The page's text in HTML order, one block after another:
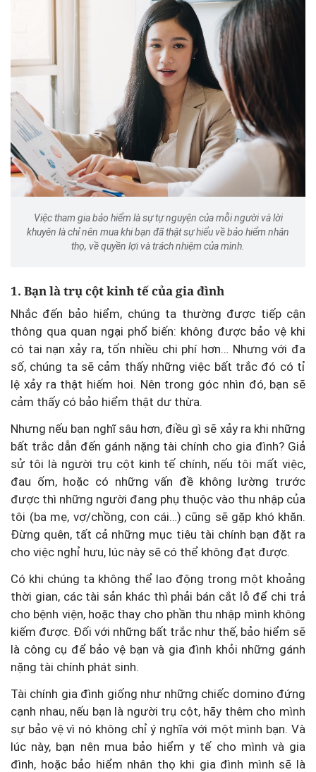
Việc tham gia bảo hiểm là sự tự nguyện của mỗi người và lời
khuyên là chỉ nên mua khi bạn đã thật sự hiểu về bảo hiểm nhân
thọ, về quyền lợi và trách nhiệm của mình.
1. Bạn là trụ cột kinh tế của gia đình
Nhắc đến bảo hiểm, chúng ta thường được tiếp cận
thông qua quan ngại phổ biến: không được bảo vệ khi
có tai nạn xảy ra, tốn nhiều chi phí hơn… Nhưng với đa
số, chúng ta sẽ cảm thấy những việc bất trắc đó có tỉ
lệ xảy ra thật hiếm hoi. Nên trong góc nhìn đó, bạn sẽ
cảm thấy có bảo hiểm thật dư thừa.
Nhưng nếu bạn nghĩ sâu hơn, điều gì sẽ xảy ra khi những
bất trắc dẫn đến gánh nặng tài chính cho gia đình? Giả
sử tôi là người trụ cột kinh tế chính, nếu tôi mất việc,
đau ốm, hoặc có những vấn đề không lường trước
được thì những người đang phụ thuộc vào thu nhập của
tôi (ba mẹ, vợ/chồng, con cái…) cũng sẽ gặp khó khăn.
Đừng quên, tất cả những mục tiêu tài chính bạn đặt ra
cho việc nghỉ hưu, lúc này sẽ có thể không đạt được.
Có khi chúng ta không thể lao động trong một khoảng
thời gian, các tài sản khác thì phải bán cắt lỗ để chi trả
cho bệnh viện, hoặc thay cho phần thu nhập mình không
kiếm được. Đối với những bất trắc như thế, bảo hiểm sẽ
là công cụ để bảo vệ bạn và gia đình khỏi những gánh
nặng tài chính phát sinh.
Tài chính gia đình giống như những chiếc domino đứng
cạnh nhau, nếu bạn là người trụ cột, hãy thêm cho mình
sự bảo vệ vì nó không chỉ ý nghĩa với một mình bạn. Và
lúc này, bạn nên mua bảo hiểm y tế cho mình và gia
đình, hoặc bảo hiểm nhân thọ khi gia đình mình sẽ là